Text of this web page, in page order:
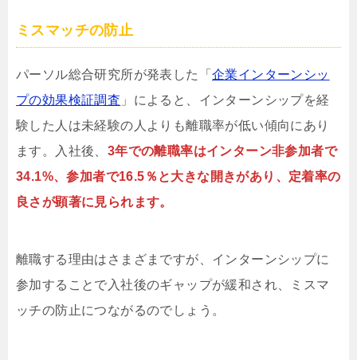
ミスマッチの防止
パーソル総合研究所が発表した「 企業インターンシッ
プの効果検証調査 」によると、インターンシップを経
験した人は未経験の人よりも離職率が低い傾向にあり
ます。入社後、 3年での離職率はインターン非参加者で
34.1%、参加者で16.5％と大きな開きがあり、定着率の
良さが顕著に見られます。
離職する理由はさまざまですが、インターンシップに
参加することで入社後のギャップが緩和され、ミスマ
ッチの防止につながるのでしょう。